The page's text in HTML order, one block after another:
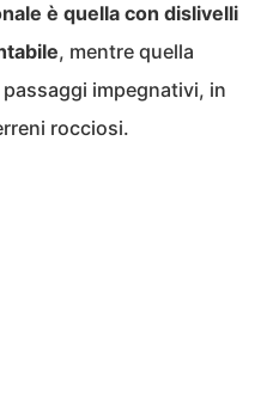
è quella con dislivelli
, mentre quella
impegnativi, in
rocciosi.